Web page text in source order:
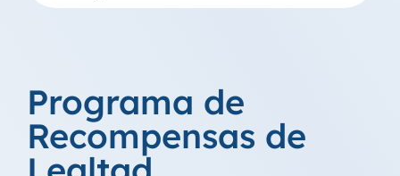
Programa de
Recompensas de